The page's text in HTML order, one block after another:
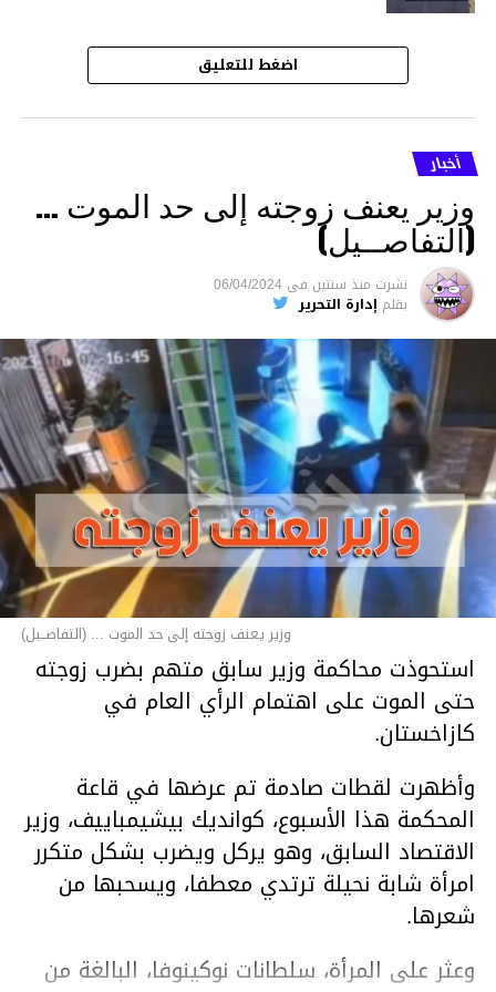
اضغط للتعليق
أخبار
وزير يعنف زوجته إلى حد الموت …
(التفاصــيل)
نشرت منذ سنتين فى 06/04/2024
بقلم إدارة التحرير
وزير يعنف زوجته إلى حد الموت ... (التفاصــيل)
استحوذت محاكمة وزير سابق متهم بضرب زوجته
حتى الموت على اهتمام الرأي العام في
كازاخستان.
وأظهرت لقطات صادمة تم عرضها في قاعة
المحكمة هذا الأسبوع، كوانديك بيشيمباييف، وزير
الاقتصاد السابق، وهو يركل ويضرب بشكل متكرر
امرأة شابة نحيلة ترتدي معطفا، ويسحبها من
شعرها.
وعثر على المرأة، سلطانات نوكينوفا، البالغة من